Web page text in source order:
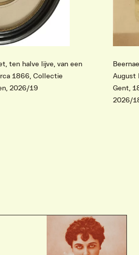
ten halve lijve, van een
1866, Collectie
2026/19
August
Gent,
2026/